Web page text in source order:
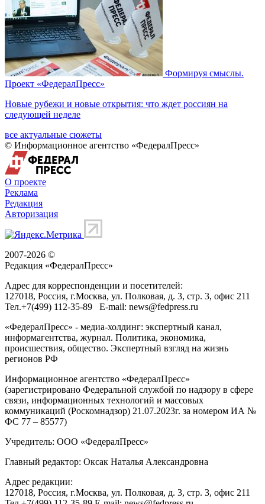
Формируя смыслы.
Проект «ФедералПресс»
Новые рубежи и новые открытия: что ждет россиян на
следующей неделе
все актуальные сюжеты
© Информационное агентство «ФедералПресс»
О проекте
Реклама
Редакция
Авторизация
2007-2026 ©
Редакция «ФедералПресс»
Адрес для корреспонденции и посетителей:
127018, Россия, г.Москва, ул. Полковая, д. 3, стр. 3, офис 211
Тел.+7(499) 112-35-89 E-mail: news@fedpress.ru
«ФедералПресс» - медиа-холдинг: экспертный канал,
информагентства, журнал. Политика, экономика,
происшествия, общество. Экспертный взгляд на жизнь
регионов РФ
Информационное агентство «ФедералПресс»
(зарегистрировано Федеральной службой по надзору в сфере
связи, информационных технологий и массовых
коммуникаций (Роскомнадзор) 21.07.2023г. за номером ИА №
ФС 77 – 85577)
Учредитель: ООО «ФедералПресс»
Главный редактор: Оксак Наталья Александровна
Адрес редакции:
127018, Россия, г.Москва, ул. Полковая, д. 3, стр. 3, офис 211